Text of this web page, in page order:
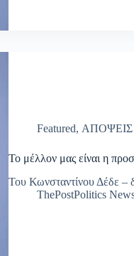
Featured, ΑΠΟΨΕΙΣ
Το μέλλον μας είναι η
Του Κωνσταντίνου Δέδε –
ThePostPolitics